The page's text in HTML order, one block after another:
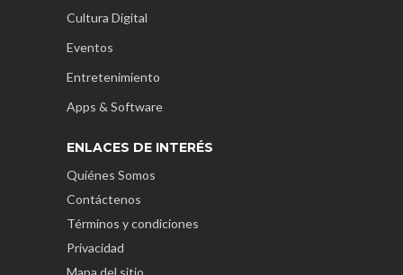
Cultura Digital
Eventos
Entretenimiento
Apps & Software
ENLACES DE INTERÉS
Quiénes Somos
Contáctenos
Términos y condiciones
Privacidad
Mapa del sitio